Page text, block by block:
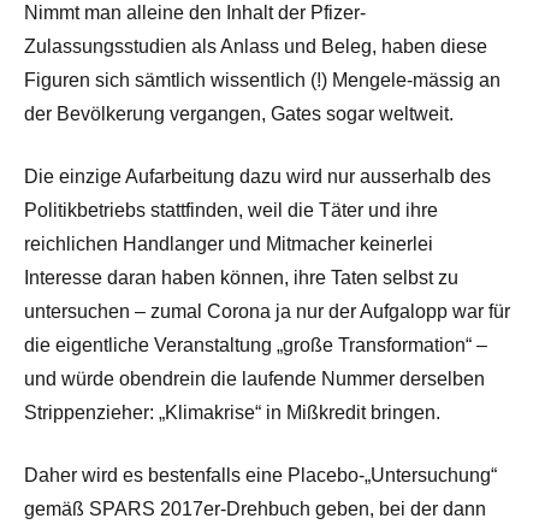
Nimmt man alleine den Inhalt der Pfizer-
Zulassungsstudien als Anlass und Beleg, haben diese
Figuren sich sämtlich wissentlich (!) Mengele-mässig an
der Bevölkerung vergangen, Gates sogar weltweit.
Die einzige Aufarbeitung dazu wird nur ausserhalb des
Politikbetriebs stattfinden, weil die Täter und ihre
reichlichen Handlanger und Mitmacher keinerlei
Interesse daran haben können, ihre Taten selbst zu
untersuchen – zumal Corona ja nur der Aufgalopp war für
die eigentliche Veranstaltung „große Transformation“ –
und würde obendrein die laufende Nummer derselben
Strippenzieher: „Klimakrise“ in Mißkredit bringen.
Daher wird es bestenfalls eine Placebo-„Untersuchung“
gemäß SPARS 2017er-Drehbuch geben, bei der dann